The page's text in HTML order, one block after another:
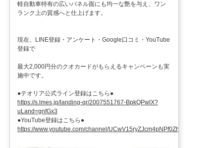
軽自動車特有の広いパネル面にも均一な艶を与え、ワン
ランク上の質感へと仕上げます。
現在、LINE登録・アンケート・Google口コミ・YouTube
登録で
最大2,000円分のクオカードがもらえるキャンペーンも実
施中です。
●テオリア公式ライン登録はこちら●
https://s.lmes.jp/landing-qr/2007551767-BpkQPwlX?
uLand=gnfGx3
●YouTube登録はこちら●
https://www.youtube.com/channel/UCwV15ryZJcm4pNPf0ZhXu9g